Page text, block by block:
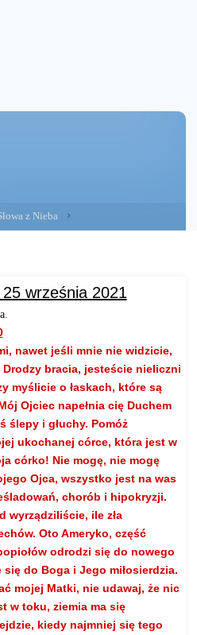
z Nieba
września 2021
nawet jeśli mnie nie widzicie,
bracia, jesteście nieliczni
myślicie o łaskach, które są
Ojciec napełnia cię Duchem
ślepy i głuchy. Pomóż
ukochanej córce, która jest w
córko! Nie mogę, nie mogę
Ojca, wszystko jest na was
chorób i hipokryzji.
wyrządziliście, ile zła
Oto Ameryko, część
odrodzi się do nowego
do Boga i Jego miłosierdzia.
mojej Matki, nie udawaj, że nic
w toku, ziemia ma się
kiedy najmniej się tego